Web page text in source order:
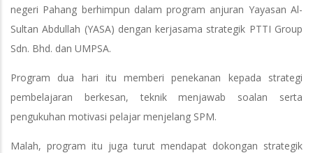
negeri Pahang berhimpun dalam program anjuran Yayasan Al-
Sultan Abdullah (YASA) dengan kerjasama strategik PTTI Group
Sdn. Bhd. dan UMPSA.
Program dua hari itu memberi penekanan kepada strategi
pembelajaran berkesan, teknik menjawab soalan serta
pengukuhan motivasi pelajar menjelang SPM.
Malah, program itu juga turut mendapat dokongan strategik